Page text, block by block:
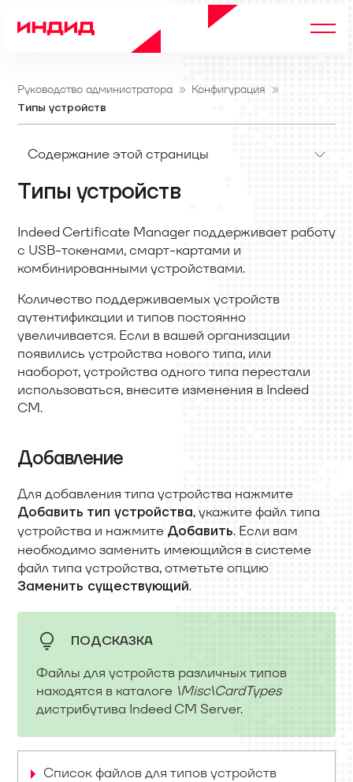
Руководство администратора
Конфигурация
Типы устройств
Содержание этой страницы
Типы устройств
Indeed Certificate Manager поддерживает работу
с USB-токенами, смарт-картами и
комбинированными устройствами.
Количество поддерживаемых устройств
аутентификации и типов постоянно
увеличивается. Если в вашей организации
появились устройства нового типа, или
наоборот, устройства одного типа перестали
использоваться, внесите изменения в Indeed
CM.
Добавление
Для добавления типа устройства нажмите
Добавить тип устройства, укажите файл типа
устройства и нажмите Добавить. Если вам
необходимо заменить имеющийся в системе
файл типа устройства, отметьте опцию
Заменить существующий.
ПОДСКАЗКА
Файлы для устройств различных типов
находятся в каталоге \Misc\CardTypes
дистрибутива Indeed CM Server.
Список файлов для типов устройств